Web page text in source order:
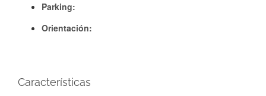
Parking:
Orientación:
Características